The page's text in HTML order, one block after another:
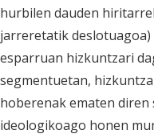
hurbilen dauden
jarreretatik deslotuagoa)
esparruan hizkuntzari
segmentuetan,
hoberenak ematen
ideologikoago honen